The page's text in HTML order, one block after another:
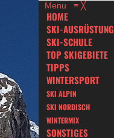
Menu ≡ ╳
HOME
SKI-AUSRÜSTUNG
SKI-SCHULE
TOP SKIGEBIETE
TIPPS
WINTERSPORT
SKI ALPIN
SKI NORDISCH
WINTERMIX
SONSTIGES